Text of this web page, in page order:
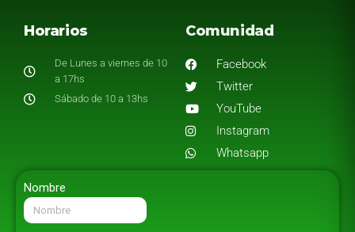
Horarios
De Lunes a viernes de 10
a 17hs
Sábado de 10 a 13hs
Comunidad
Facebook
Twitter
YouTube
Instagram
Whatsapp
Nombre